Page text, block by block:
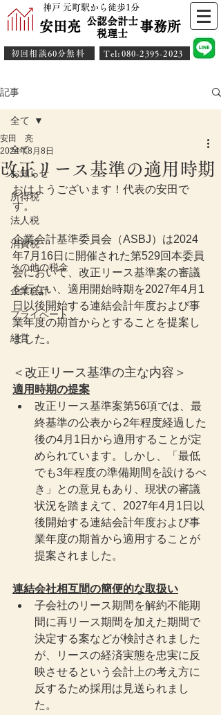
神戸 元町駅から徒歩1分
安田亮 事務所
公認会計士
​税理士
初回相談60分無料 ​Tel:080-2395-2023
記事
全て
お知らせ
所得税
法人税
消費税
その他の税金
企業会計
プライベート
経営
全て
改正リース基準の適用時期
安田 亮
2024年8月8日
おはようございます！代表の安田で
す。
企業会計基準委員会（ASBJ）は2024
年7月16日に開催された第529回本委員
会において、改正リース基準案の審議
を行ない、適用開始時期を2027年4月1
日以後開始する連結会計年度および事
業年度の期首からとすることを提案し
ました。
＜改正リース基準の主な内容＞
適用時期の提案
改正リース基準案第56項では、最
終基準の公表から2年程度経過した
後の4月1日から適用することが定
められています。しかし、「最低
でも3年程度の準備期間を設けるべ
き」との意見もあり、現状の審議
状況を踏まえて、2027年4月1日以
後開始する連結会計年度および事
業年度の期首から適用することが
提案されました。
連結会社相互間の簡便的な取扱い
子会社のリース期間を解約不能期
間に再リース期間を加えた期間で
決定する案などが検討されました
が、リースの経済実態を忠実に反
映させるという会計上の考え方に
反するため採用は見送られまし
た。